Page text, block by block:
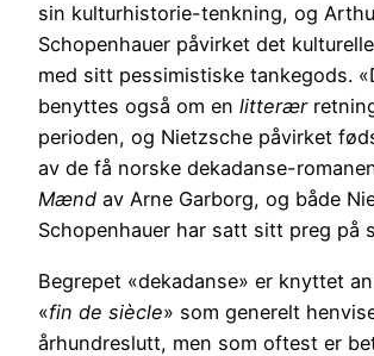
sin kulturhistorie-tenkning, og
Schopenhauer påvirket det
med sitt pessimistiske tankegods.
benyttes også om en litterær
perioden, og Nietzsche påvirket
av de få norske dekadanse-
Mænd av Arne Garborg, og både
Schopenhauer har satt sitt preg på
Begrepet «dekadanse» er knyttet
«fin de siècle» som generelt
århundreslutt, men som oftest er